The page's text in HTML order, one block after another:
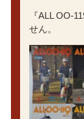
『ALL OO-
せん。